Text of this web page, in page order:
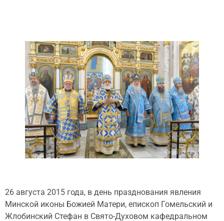
26 августа 2015 года, в день празднования явления
Минской иконы Божией Матери, епископ Гомельский и
Жлобинский Стефан в Свято-Духовом кафедральном